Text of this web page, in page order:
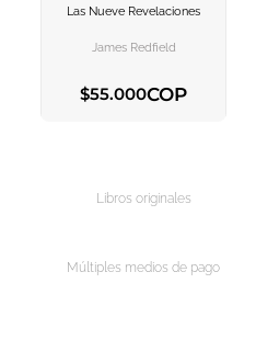
Las Nueve Revelaciones
James Redfield
$55.000COP
Libros originales
Múltiples medios de pago